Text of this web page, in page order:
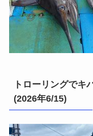
トローリングでキ
(2026年6/15)